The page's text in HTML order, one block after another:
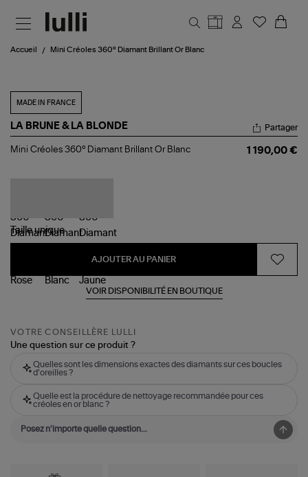
Accueil Mini Créoles 360° Diamant Brillant Or Blanc
MADE IN FRANCE
LA BRUNE & LA BLONDE
Mini
Partager
Mini Créoles 360° Diamant Brillant Or Blanc 1 190,00 €
Tailleunique
AJOUTER AU PANIER
VOIR DISPONIBILITÉ EN BOUTIQUE
VOTRE CONSEILLÈRE LULLI
Une question sur ce produit ?
Quelles sont les dimensions exactes des diamants sur ces boucles
d'oreilles ?
Quelle est la procédure de nettoyage recommandée pour ces
créoles en or blanc ?